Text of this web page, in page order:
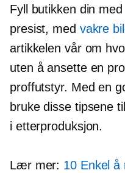
Fyll butikken din
presist, med vakre
artikkelen vår om
uten å ansette en
proffutstyr. Med en
bruke disse tipsene
i etterproduksjon.
Lær mer: 10 Enkel å